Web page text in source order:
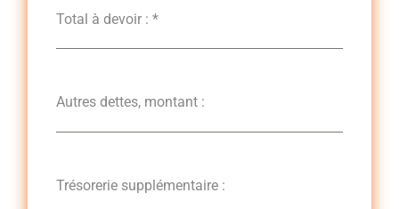
Total à devoir :*
Autres dettes, montant :
Trésorerie supplémentaire :